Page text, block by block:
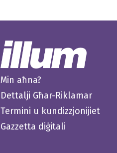
Min aħna?
Dettalji Għar-Riklamar
Termini u kundizzjonijiet
Gazzetta diġitali